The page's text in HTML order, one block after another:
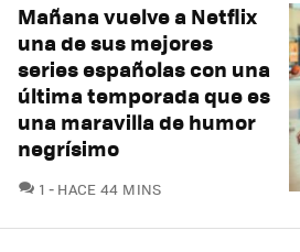
Mañana vuelve a Netflix
una de sus mejores
series españolas con una
última temporada que es
una maravilla de humor
negrísimo
1 COMENTARIOS
HACE 44 MINS